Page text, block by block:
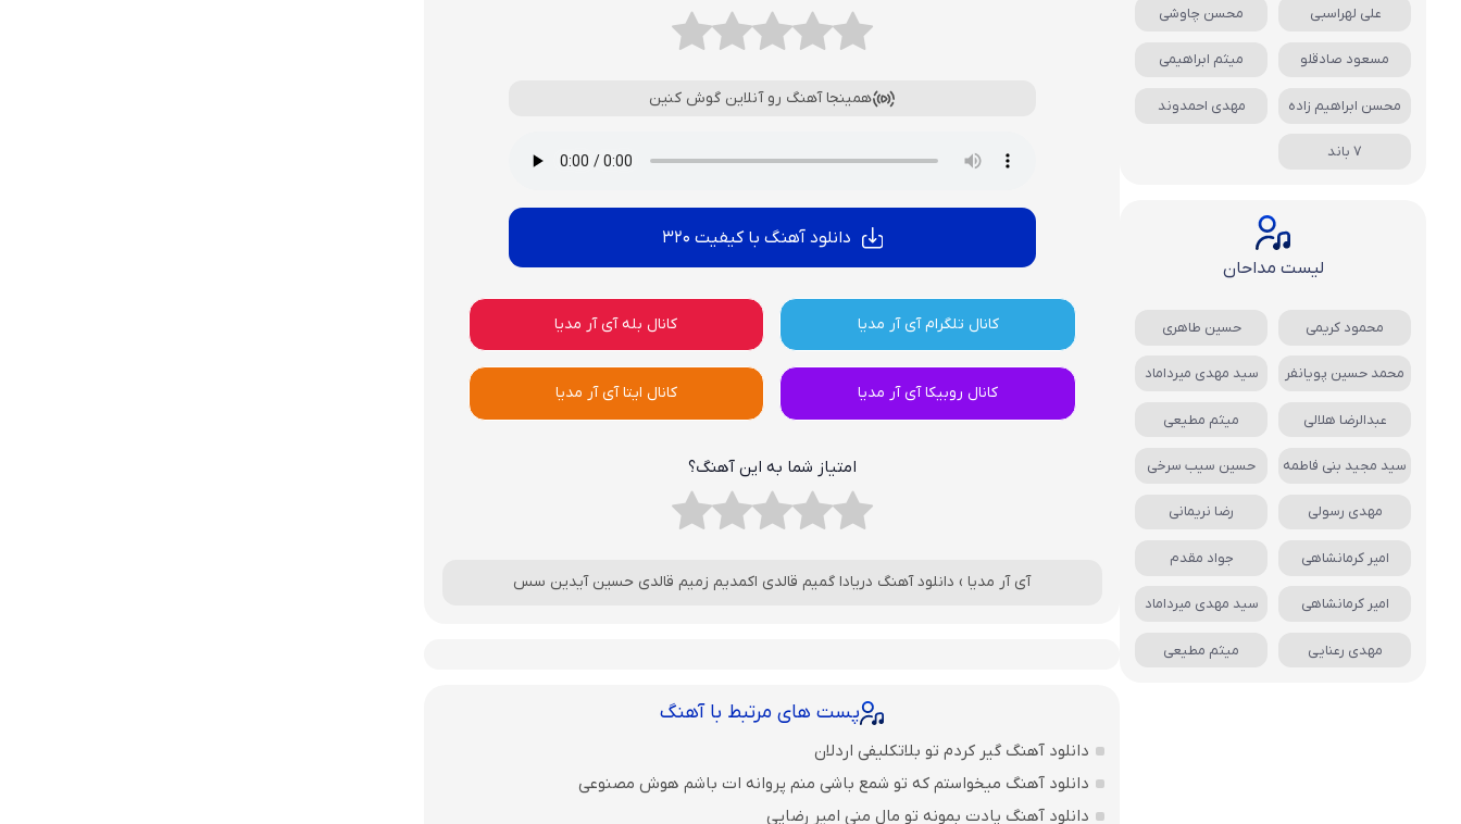
همینجا آهنگ رو آنلاین گوش کنین
دانلود آهنگ با کیفیت 320
کانال تلگرام آی آر مدیا کانال بله آی آر مدیا
کانال روبیکا آی آر مدیا کانال ایتا آی آر مدیا
امتیاز شما به این آهنگ؟
آی آر مدیا › دانلود آهنگ دریادا گمیم قالدی اکمدیم زمیم قالدی حسین آیدین سس
پست های مرتبط با آهنگ
دانلود آهنگ گیر کردم تو بلاتکلیفی اردلان
دانلود آهنگ میخواستم که تو شمع باشی منم پروانه ات باشم هوش مصنوعی
دانلود آهنگ یادت بمونه تو مال منی امیر رضایی
علی لهراسبی محسن چاوشی
مسعود صادقلو میثم ابراهیمی
محسن ابراهیم زاده مهدی احمدوند
7 باند
لیست مداحان
محمود کریمی حسین طاهری
محمد حسین پویانفر سید مهدی میرداماد
عبدالرضا هلالی میثم مطیعی
سید مجید بنی فاطمه حسین سیب سرخی
مهدی رسولی رضا نریمانی
امیر کرمانشاهی جواد مقدم
امیر کرمانشاهی سید مهدی میرداماد
مهدی رعنایی میثم مطیعی